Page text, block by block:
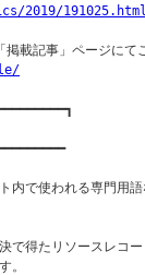
2019/191025.html
載記事」ページにて
ト内で使われる専門用
で得たリソースレコー
。